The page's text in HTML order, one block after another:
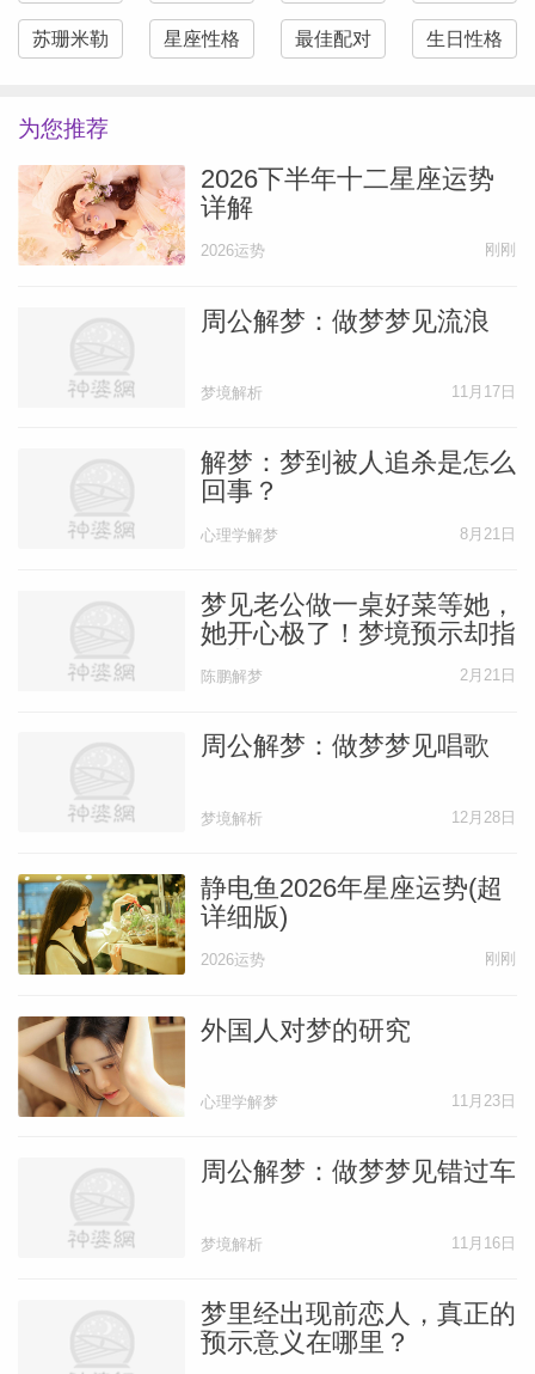
苏珊米勒 星座性格 最佳配对 生日性格
为您推荐
2026下半年十二星座运势
详解
2026运势 刚刚
周公解梦：做梦梦见流浪
梦境解析 11月17日
解梦：梦到被人追杀是怎么
回事？
心理学解梦 8月21日
梦见老公做一桌好菜等她，
她开心极了！梦境预示却指
向老公有坎！
陈鹏解梦 2月21日
周公解梦：做梦梦见唱歌
梦境解析 12月28日
静电鱼2026年星座运势(超
详细版)
2026运势 刚刚
外国人对梦的研究
心理学解梦 11月23日
周公解梦：做梦梦见错过车
梦境解析 11月16日
梦里经出现前恋人，真正的
预示意义在哪里？